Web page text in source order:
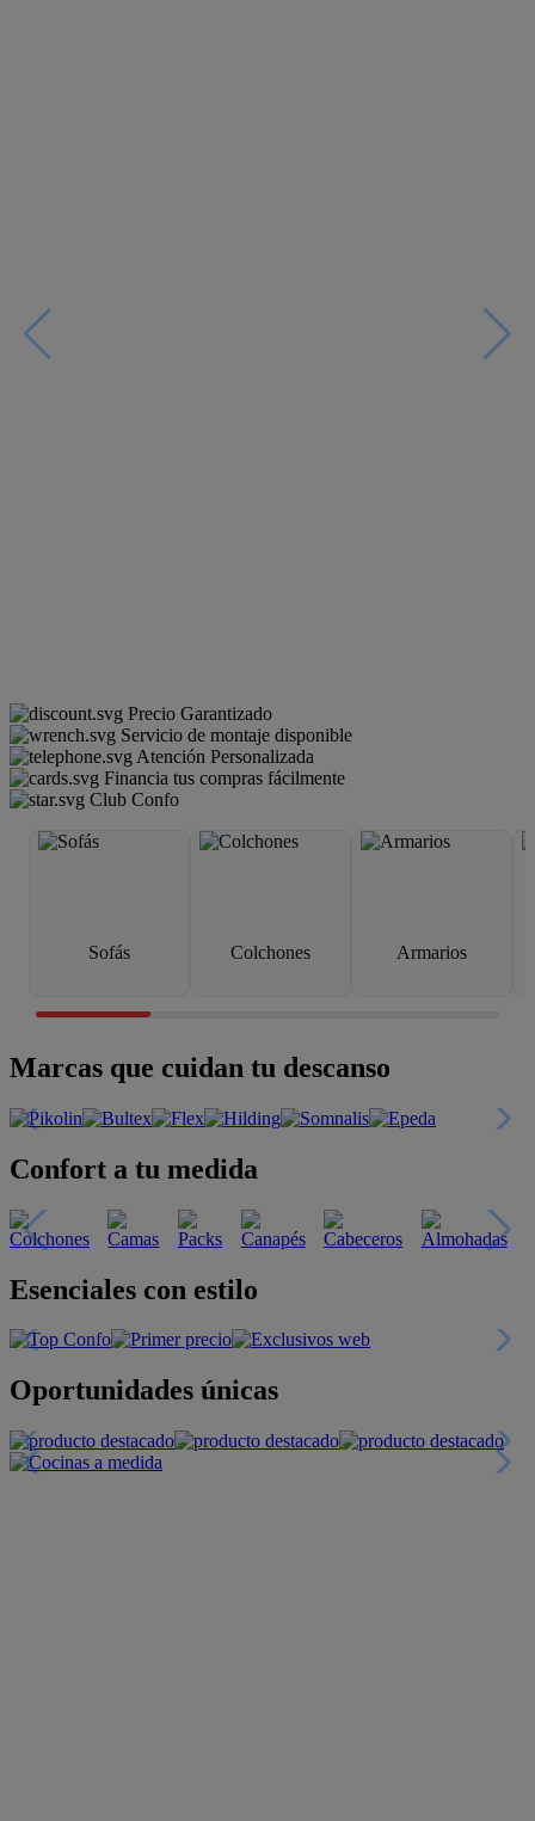
Precio Garantizado
Servicio de montaje disponible
Atención Personalizada
Financia tus compras fácilmente
Club Confo
Sofás Colchones Armarios
Marcas que cuidan tu descanso
Confort a tu medida
Esenciales con estilo
Oportunidades únicas